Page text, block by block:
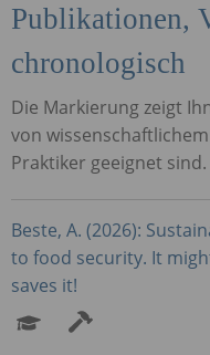
Publikationen,
chronologisch
Die Markierung zeigt
von
Praktiker geeignet sind.
Beste, A. (2026):
to food security. It
saves it!